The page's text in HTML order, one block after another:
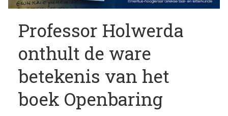
Professor Holwerda
onthult de ware
betekenis van het
boek Openbaring